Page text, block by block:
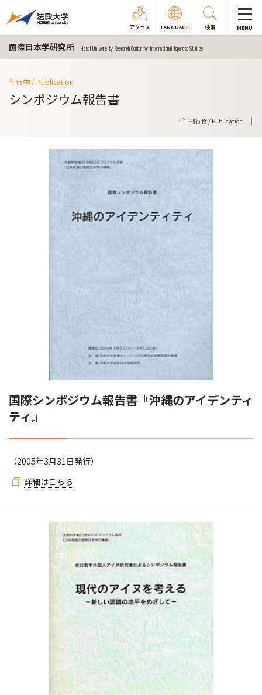
アクセス LANGUAGE 検索 MENU
国際日本学研究所 Hosei University Research Center for International Japanese Studies
刊行物 / Publication
シンポジウム報告書
刊行物 / Publication
国際シンポジウム報告書『沖縄のアイデンティ
ティ』
（2005年3月31日発行）
詳細はこちら